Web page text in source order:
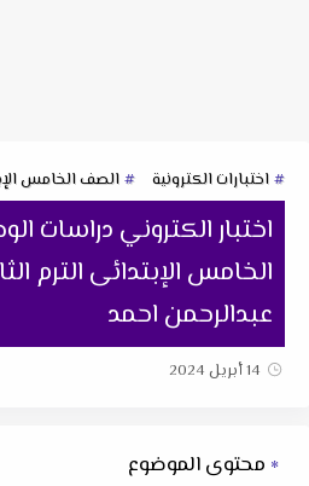
اختبارات الكترونية الصف الخامس
اختبار الكتروني دراسات
الخامس الإبتدائى الترم
عبدالرحمن احمد
14 أبريل 2024
محتوى الموضوع